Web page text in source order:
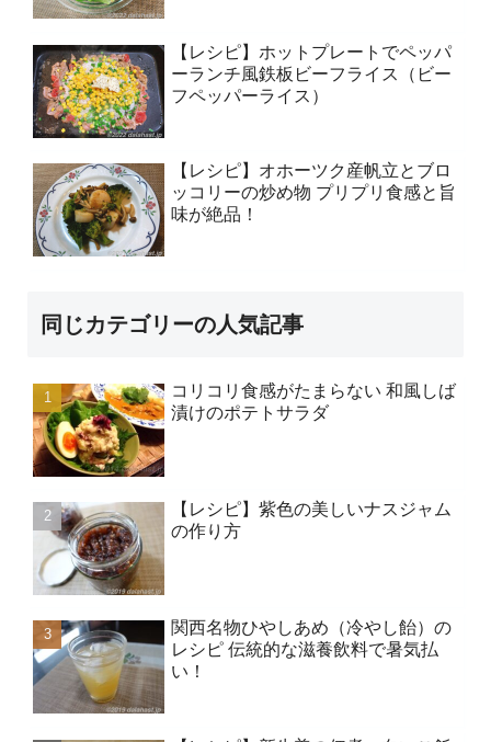
【レシピ】ホットプレートでペッパ
ーランチ風鉄板ビーフライス（ビー
フペッパーライス）
【レシピ】オホーツク産帆立とブロ
ッコリーの炒め物 プリプリ食感と旨
味が絶品！
同じカテゴリーの人気記事
コリコリ食感がたまらない 和風しば
漬けのポテトサラダ
【レシピ】紫色の美しいナスジャム
の作り方
関西名物ひやしあめ（冷やし飴）の
レシピ 伝統的な滋養飲料で暑気払
い！